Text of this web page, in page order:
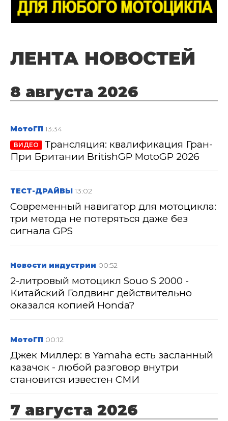
ЛЕНТА НОВОСТЕЙ
8 августа 2026
МотоГП 13:34
ВИДЕО
Трансляция: квалификация Гран-
При Британии BritishGP MotoGP 2026
ТЕСТ-ДРАЙВЫ 13:02
Современный навигатор для мотоцикла:
три метода не потеряться даже без
сигнала GPS
Новости индустрии 00:52
2-литровый мотоцикл Souo S 2000 -
Китайский Голдвинг действительно
оказался копией Honda?
МотоГП 00:12
Джек Миллер: в Yamaha есть засланный
казачок - любой разговор внутри
становится известен СМИ
7 августа 2026